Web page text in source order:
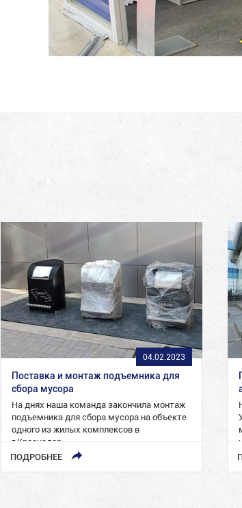
04.02.2023
Поставка и монтаж подъемника для
сбора мусора
На днях наша команда закончила монтаж
подъемника для сбора мусора на объекте
одного из жилых комплексов в
г.Краснодар.
ПОДРОБНЕЕ